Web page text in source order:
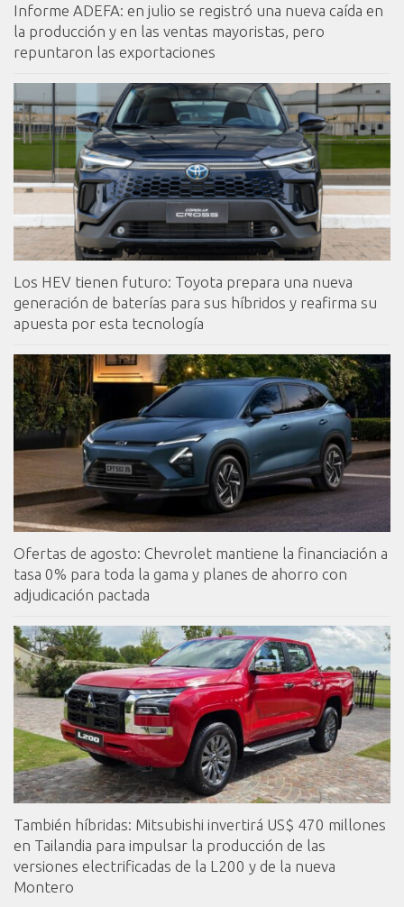
Informe ADEFA: en julio se registró una nueva caída en
la producción y en las ventas mayoristas, pero
repuntaron las exportaciones
Los HEV tienen futuro: Toyota prepara una nueva
generación de baterías para sus híbridos y reafirma su
apuesta por esta tecnología
Ofertas de agosto: Chevrolet mantiene la financiación a
tasa 0% para toda la gama y planes de ahorro con
adjudicación pactada
También híbridas: Mitsubishi invertirá US$ 470 millones
en Tailandia para impulsar la producción de las
versiones electrificadas de la L200 y de la nueva
Montero